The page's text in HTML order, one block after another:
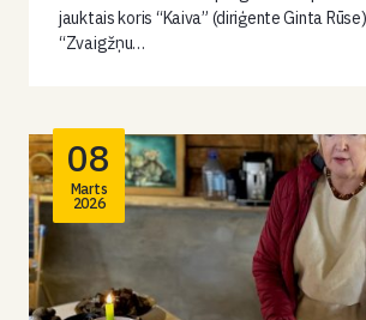
jauktais koris “Kaiva” (diriģente Ginta
“Zvaigžņu…
08
Marts
2026